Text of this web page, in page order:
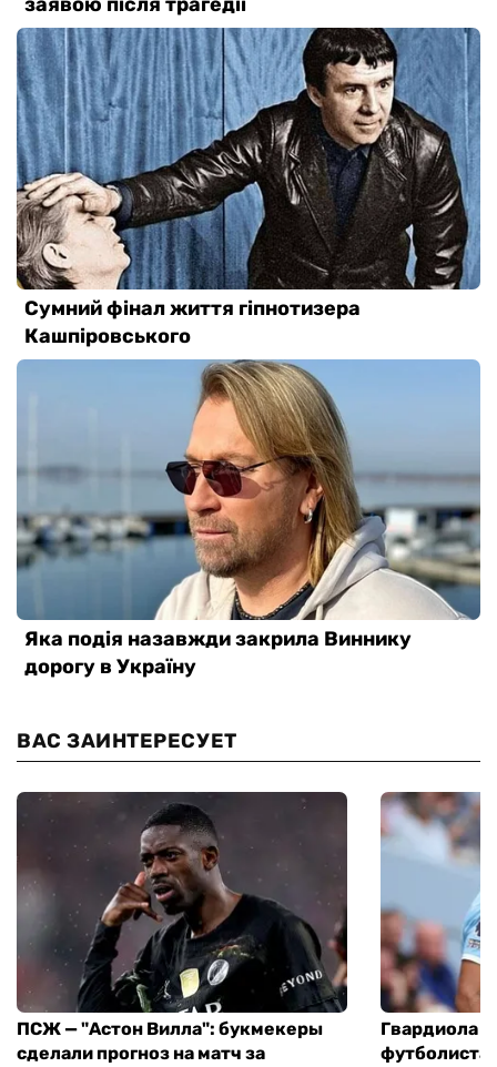
ВАС ЗАИНТЕРЕСУЕТ
ПСЖ — "Астон Вилла": букмекеры
сделали прогноз на матч за
Гвардиола
футболиста